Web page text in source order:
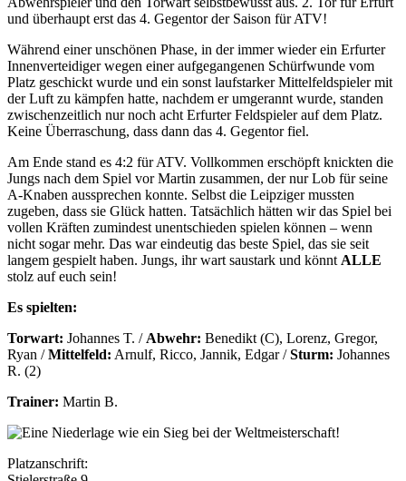
und überhaupt erst das 4. Gegentor der Saison für ATV!
Während einer unschönen Phase, in der immer wieder ein Erfurter
Innenverteidiger wegen einer aufgegangenen Schürfwunde vom
Platz geschickt wurde und ein sonst laufstarker Mittelfeldspieler mit
der Luft zu kämpfen hatte, nachdem er umgerannt wurde, standen
zwischenzeitlich nur noch acht Erfurter Feldspieler auf dem Platz.
Keine Überraschung, dass dann das 4. Gegentor fiel.
Am Ende stand es 4:2 für ATV. Vollkommen erschöpft knickten die
Jungs nach dem Spiel vor Martin zusammen, der nur Lob für seine
A-Knaben aussprechen konnte. Selbst die Leipziger mussten
zugeben, dass sie Glück hatten. Tatsächlich hätten wir das Spiel bei
vollen Kräften zumindest unentschieden spielen können – wenn
nicht sogar mehr. Das war eindeutig das beste Spiel, das sie seit
langem gespielt haben. Jungs, ihr wart saustark und könnt ALLE
stolz auf euch sein!
Es spielten:
Torwart: Johannes T. / Abwehr: Benedikt (C), Lorenz, Gregor,
Ryan /Mittelfeld: Arnulf, Ricco, Jannik, Edgar /Sturm: Johannes
R. (2)
Trainer: Martin B.
Platzanschrift: